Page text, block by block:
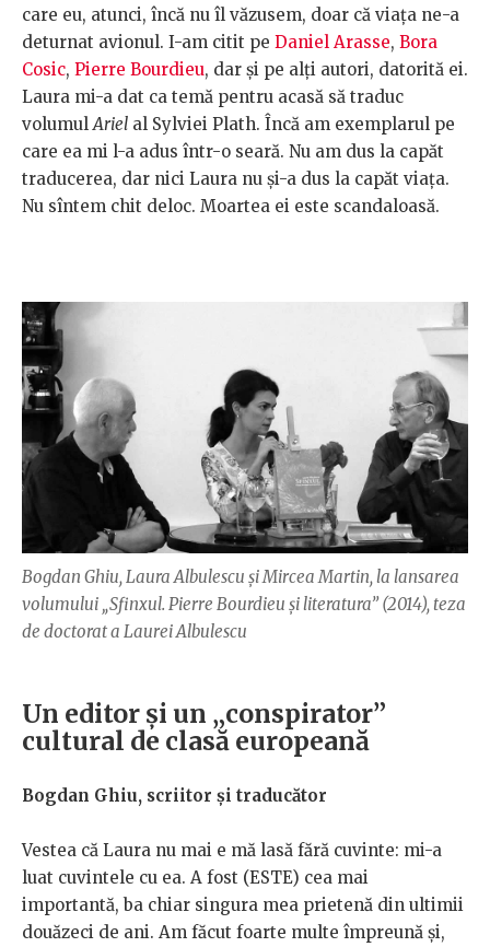
care eu, atunci, încă nu îl văzusem, doar că viața ne-a
deturnat avionul. I-am citit pe Daniel Arasse, Bora
Cosic, Pierre Bourdieu, dar și pe alți autori, datorită ei.
Laura mi-a dat ca temă pentru acasă să traduc
volumulAriel al Sylviei Plath. Încă am exemplarul pe
care ea mi l-a adus într-o seară. Nu am dus la capăt
traducerea, dar nici Laura nu și-a dus la capăt viața.
Nu sîntem chit deloc. Moartea ei este scandaloasă.
Bogdan Ghiu, Laura Albulescu și Mircea Martin, la lansarea
volumului „Sfinxul. Pierre Bourdieu și literatura” (2014), teza
de doctorat a Laurei Albulescu
Un editor şi un „conspirator”
cultural de clasă europeană
Bogdan Ghiu, scriitor și traducător
Vestea că Laura nu mai e mă lasă fără cuvinte: mi-a
luat cuvintele cu ea. A fost (ESTE) cea mai
importantă, ba chiar singura mea prietenă din ultimii
douăzeci de ani. Am făcut foarte multe împreună și,